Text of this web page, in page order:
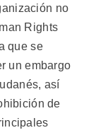
no
Rights
que se
un embargo
así
de